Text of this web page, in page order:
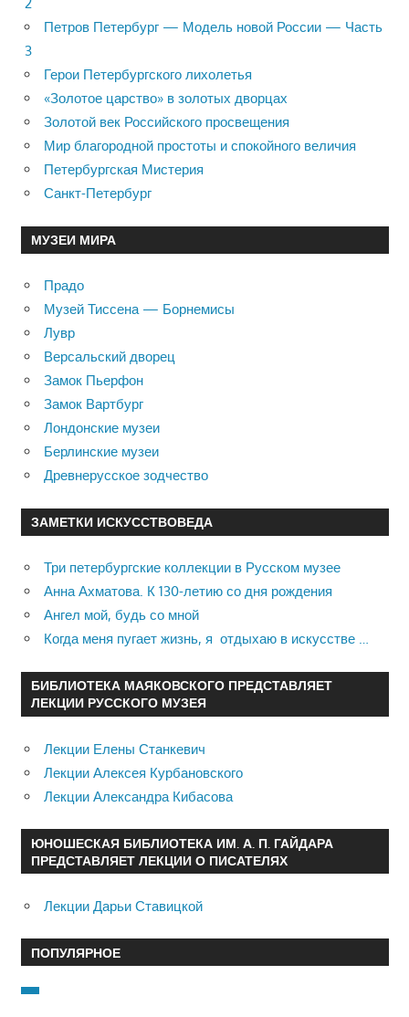
Петров Петербург — Модель новой России — Часть
3
Герои Петербургского лихолетья
«Золотое царство» в золотых дворцах
Золотой век Российского просвещения
Мир благородной простоты и спокойного величия
Петербургская Мистерия
Санкт-Петербург
МУЗЕИ МИРА
Прадо
Музей Тиссена — Борнемисы
Лувр
Версальский дворец
Замок Пьерфон
Замок Вартбург
Лондонские музеи
Берлинские музеи
Древнерусское зодчество
ЗАМЕТКИ ИСКУССТВОВЕДА
Три петербургские коллекции в Русском музее
Анна Ахматова. К 130-летию со дня рождения
Ангел мой, будь со мной
Когда меня пугает жизнь, я отдыхаю в искусстве …
БИБЛИОТЕКА МАЯКОВСКОГО ПРЕДСТАВЛЯЕТ
ЛЕКЦИИ РУССКОГО МУЗЕЯ
Лекции Елены Станкевич
Лекции Алексея Курбановского
Лекции Александра Кибасова
ЮНОШЕСКАЯ БИБЛИОТЕКА ИМ. А. П. ГАЙДАРА
ПРЕДСТАВЛЯЕТ ЛЕКЦИИ О ПИСАТЕЛЯХ
Лекции Дарьи Ставицкой
ПОПУЛЯРНОЕ